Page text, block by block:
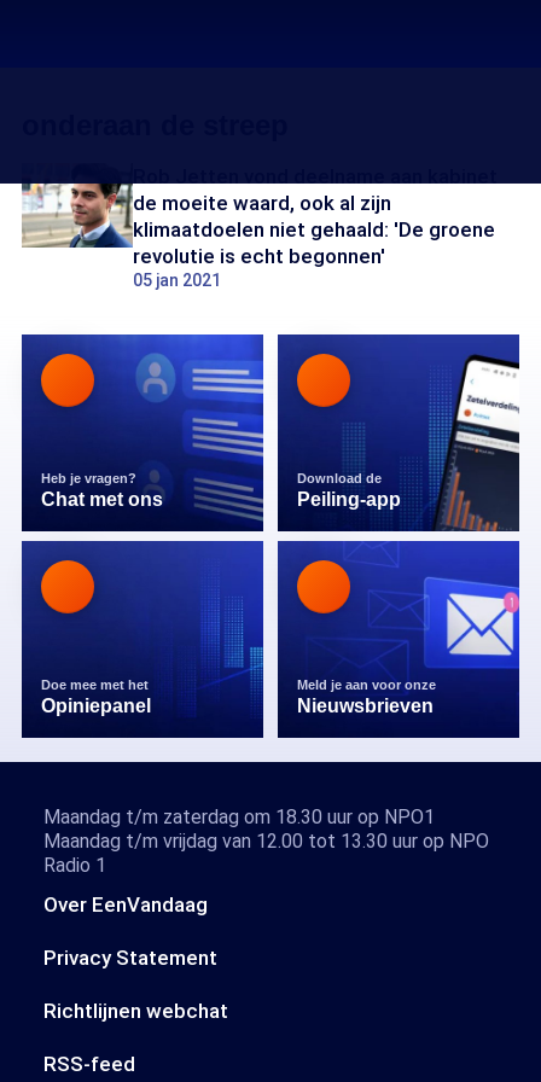
de moeite waard, ook al zijn
klimaatdoelen niet gehaald: 'De groene
revolutie is echt begonnen'
05 jan 2021
Heb je vragen?
Chat met ons
Download de
Peiling-app
Doe mee met het
Opiniepanel
Meld je aan voor onze
Nieuwsbrieven
Over EenVandaag
Privacy Statement
Richtlijnen webchat
RSS-feed
Maandag t/m zaterdag om 18.30 uur op NPO1
Maandag t/m vrijdag van 12.00 tot 13.30 uur op NPO
Radio 1